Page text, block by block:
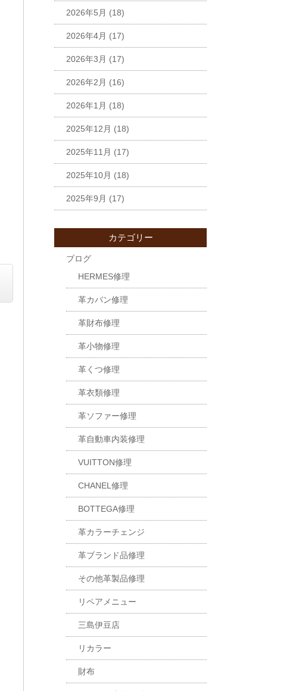
2026年5月 (18)
2026年4月 (17)
2026年3月 (17)
2026年2月 (16)
2026年1月 (18)
2025年12月 (18)
2025年11月 (17)
2025年10月 (18)
2025年9月 (17)
カテゴリー
ブログ
HERMES修理
革カバン修理
革財布修理
革小物修理
革くつ修理
革衣類修理
革ソファー修理
革自動車内装修理
VUITTON修理
CHANEL修理
BOTTEGA修理
革カラーチェンジ
革ブランド品修理
その他革製品修理
リペアメニュー
三島伊豆店
リカラー
財布